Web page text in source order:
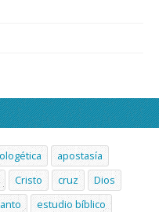
apostasía
Cristo cruz
Dios
estudio bíblico